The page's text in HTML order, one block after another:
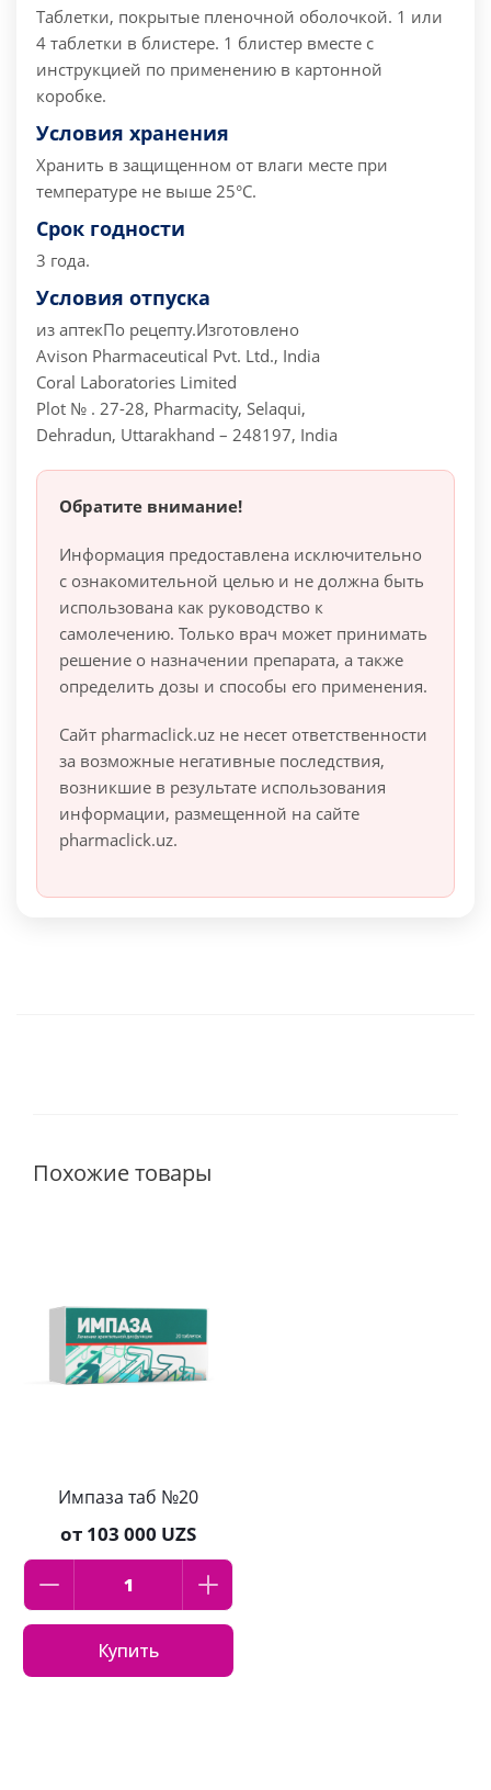
Таблетки, покрытые пленочной оболочкой. 1 или
4 таблетки в блистере. 1 блистер вместе с
инструкцией по применению в картонной
коробке.
Условия хранения
Хранить в защищенном от влаги месте при
температуре не выше 25°С.
Срок годности
3 года.
Условия отпуска
из аптекПо рецепту.Изготовлено
Avison Pharmaceutical Pvt. Ltd., India
Coral Laboratories Limited
Plot № . 27-28, Pharmacity, Selaqui,
Dehradun, Uttarakhand – 248197, India
Обратите внимание!
Информация предоставлена исключительно
с ознакомительной целью и не должна быть
использована как руководство к
самолечению. Только врач может принимать
решение о назначении препарата, а также
определить дозы и способы его применения.
Сайт pharmaclick.uz не несет ответственности
за возможные негативные последствия,
возникшие в результате использования
информации, размещенной на сайте
pharmaclick.uz.
Похожие товары
Импаза таб №20
от 103 000 UZS
Купить